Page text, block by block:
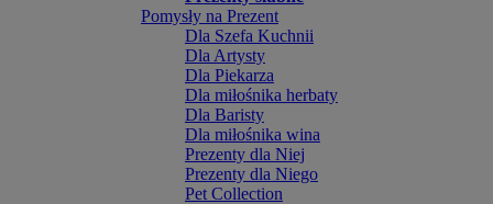
Pomysły na Prezent
Dla Szefa Kuchnii
Dla Artysty
Dla Piekarza
Dla miłośnika herbaty
Dla Baristy
Dla miłośnika wina
Prezenty dla Niej
Prezenty dla Niego
Pet Collection